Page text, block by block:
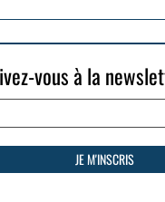
vous à la